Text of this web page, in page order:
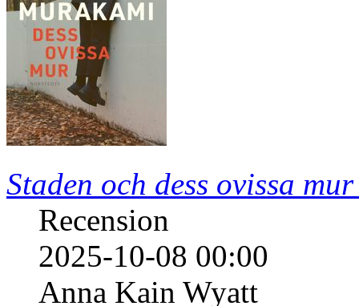
Staden och dess ovissa mur
Recension
2025-10-08 00:00
Anna Kain Wyatt